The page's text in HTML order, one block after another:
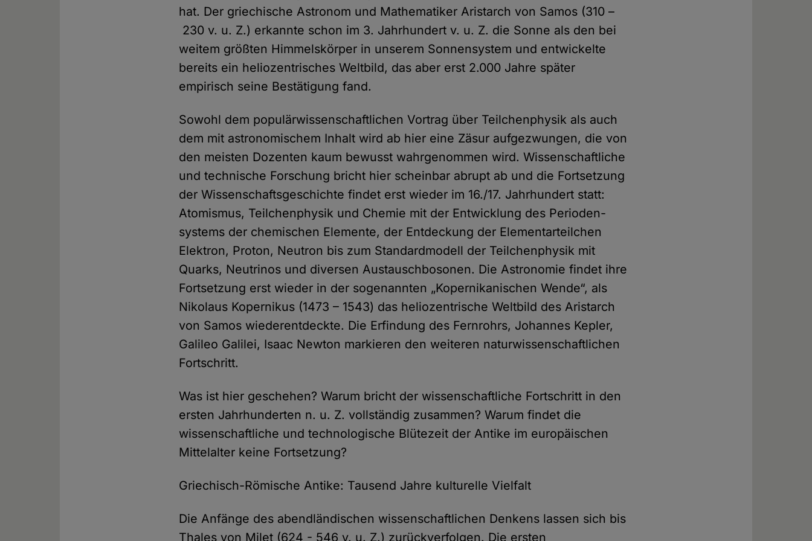
hat. Der griechische Astronom und Mathematiker Aristarch von Samos (310 –
230 v. u. Z.) erkannte schon im 3. Jahrhundert v. u. Z. die Sonne als den bei
weitem größten Himmels­körper in unserem Sonnen­system und entwickelte
bereits ein helio­­zentrisches Weltbild, das aber erst 2.000 Jahre später
empirisch seine Bestätigung fand.
Sowohl dem populär­­wissen­­schaft­lichen Vortrag über Teilchen­physik als auch
dem mit astronomischem Inhalt wird ab hier eine Zäsur aufgezwungen, die von
den meisten Dozenten kaum bewusst wahrgenommen wird. Wissenschaftliche
und technische Forschung bricht hier scheinbar abrupt ab und die Fortsetzung
der Wissen­schafts­geschichte findet erst wieder im 16./17. Jahrhundert statt:
Atomismus, Teilchen­physik und Chemie mit der Entwicklung des Perioden­
systems der chemischen Elemente, der Entdeckung der Elementarteilchen
Elektron, Proton, Neutron bis zum Standardmodell der Teilchenphysik mit
Quarks, Neutrinos und diversen Aus­tausch­­bosonen. Die Astronomie findet ihre
Fortsetzung erst wieder in der sogenannten „Kopernikanischen Wende“, als
Nikolaus Kopernikus (1473 – 1543) das helio­zentrische Welt­bild des Aristarch
von Samos wieder­entdeckte. Die Erfindung des Fernrohrs, Johannes Kepler,
Galileo Galilei, Isaac Newton markieren den weiteren natur­wissenschaft­lichen
Fortschritt.
Was ist hier geschehen? Warum bricht der wissenschaftliche Fortschritt in den
ersten Jahrhunderten n. u. Z. vollständig zusammen? Warum findet die
wissenschaftliche und technologische Blütezeit der Antike im europäischen
Mittelalter keine Fortsetzung?
Griechisch-Römische Antike: Tausend Jahre kulturelle Vielfalt
Die Anfänge des abendländischen wissenschaftlichen Denkens lassen sich bis
Thales von Milet (624 - 546 v. u. Z.) zurückverfolgen. Die ersten